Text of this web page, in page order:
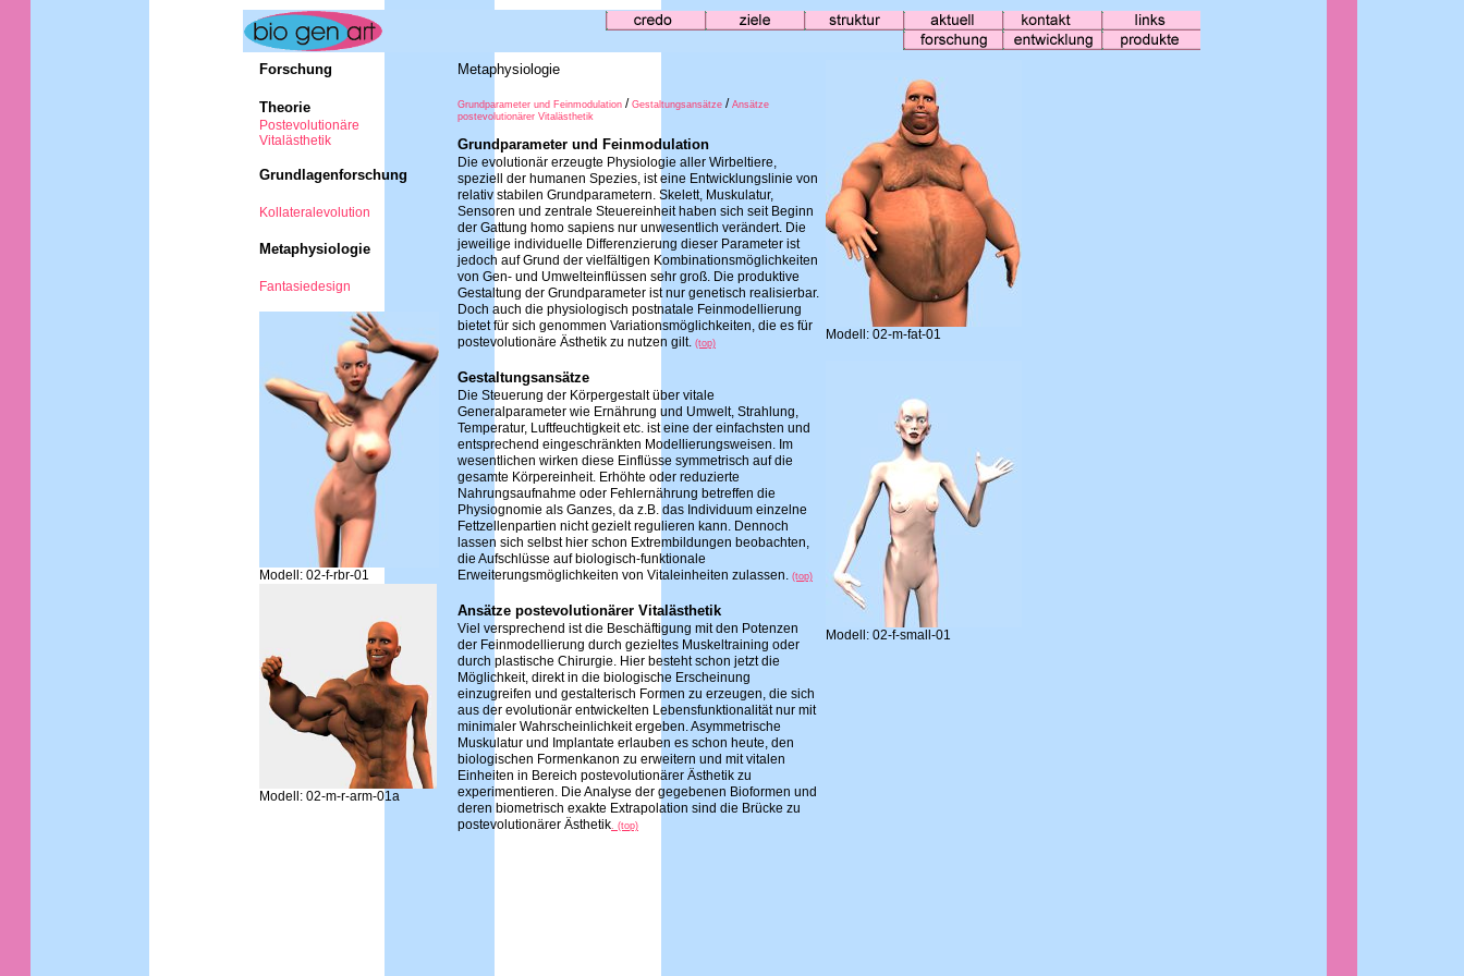
Forschung
Theorie
Postevolutionäre
Vitalästhetik
Grundlagenforschung
Kollateralevolution
Metaphysiologie
Fantasiedesign
Modell: 02-f-rbr-01
Modell: 02-m-r-arm-01a
Metaphysiologie
Grundparameter und Feinmodulation / Gestaltungsansätze / Ansätze
postevolutionärer Vitalästhetik
Grundparameter und Feinmodulation
Die evolutionär erzeugte Physiologie aller Wirbeltiere,
speziell der humanen Spezies, ist eine Entwicklungslinie von
relativ stabilen Grundparametern. Skelett, Muskulatur,
Sensoren und zentrale Steuereinheit haben sich seit Beginn
der Gattung homo sapiens nur unwesentlich verändert. Die
jeweilige individuelle Differenzierung dieser Parameter ist
jedoch auf Grund der vielfältigen Kombinationsmöglichkeiten
von Gen- und Umwelteinflüssen sehr groß. Die produktive
Gestaltung der Grundparameter ist nur genetisch realisierbar.
Doch auch die physiologisch postnatale Feinmodellierung
bietet für sich genommen Variationsmöglichkeiten, die es für
postevolutionäre Ästhetik zu nutzen gilt. (top)
Gestaltungsansätze
Die Steuerung der Körpergestalt über vitale
Generalparameter wie Ernährung und Umwelt, Strahlung,
Temperatur, Luftfeuchtigkeit etc. ist eine der einfachsten und
entsprechend eingeschränkten Modellierungsweisen. Im
wesentlichen wirken diese Einflüsse symmetrisch auf die
gesamte Körpereinheit. Erhöhte oder reduzierte
Nahrungsaufnahme oder Fehlernährung betreffen die
Physiognomie als Ganzes, da z.B. das Individuum einzelne
Fettzellenpartien nicht gezielt regulieren kann. Dennoch
lassen sich selbst hier schon Extrembildungen beobachten,
die Aufschlüsse auf biologisch-funktionale
Erweiterungsmöglichkeiten von Vitaleinheiten zulassen. (top)
Ansätze postevolutionärer Vitalästhetik
Viel versprechend ist die Beschäftigung mit den Potenzen
der Feinmodellierung durch gezieltes Muskeltraining oder
durch plastische Chirurgie. Hier besteht schon jetzt die
Möglichkeit, direkt in die biologische Erscheinung
einzugreifen und gestalterisch Formen zu erzeugen, die sich
aus der evolutionär entwickelten Lebensfunktionalität nur mit
minimaler Wahrscheinlichkeit ergeben. Asymmetrische
Muskulatur und Implantate erlauben es schon heute, den
biologischen Formenkanon zu erweitern und mit vitalen
Einheiten in Bereich postevolutionärer Ästhetik zu
experimentieren. Die Analyse der gegebenen Bioformen und
deren biometrisch exakte Extrapolation sind die Brücke zu
postevolutionärer Ästhetik. (top)
Modell: 02-m-fat-01
Modell: 02-f-small-01